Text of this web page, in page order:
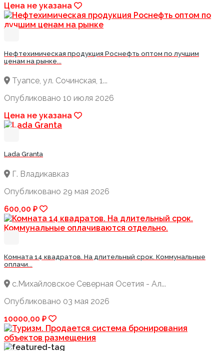
Цена не указана
Нефтехимическая продукция Роснефть оптом по лучшим
ценам на рынке...
Туапсе, ул. Сочинская, 1...
Опубликовано 10 июля 2026
Цена не указана
Lada Granta
Г. Владикавказ
Опубликовано 29 мая 2026
600,00 ₽
Комната 14 квадратов. На длительный срок. Коммунальные
оплачи...
с.Михайловское Северная Осетия - Ал...
Опубликовано 03 мая 2026
10000,00 ₽